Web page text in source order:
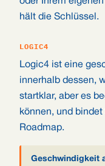
hält die Schlüssel.
LOGIC4
Logic4 ist eine
innerhalb dessen,
startklar, aber es
können, und
Roadmap.
Geschwindigkeit